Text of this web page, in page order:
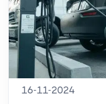
16-11-2024